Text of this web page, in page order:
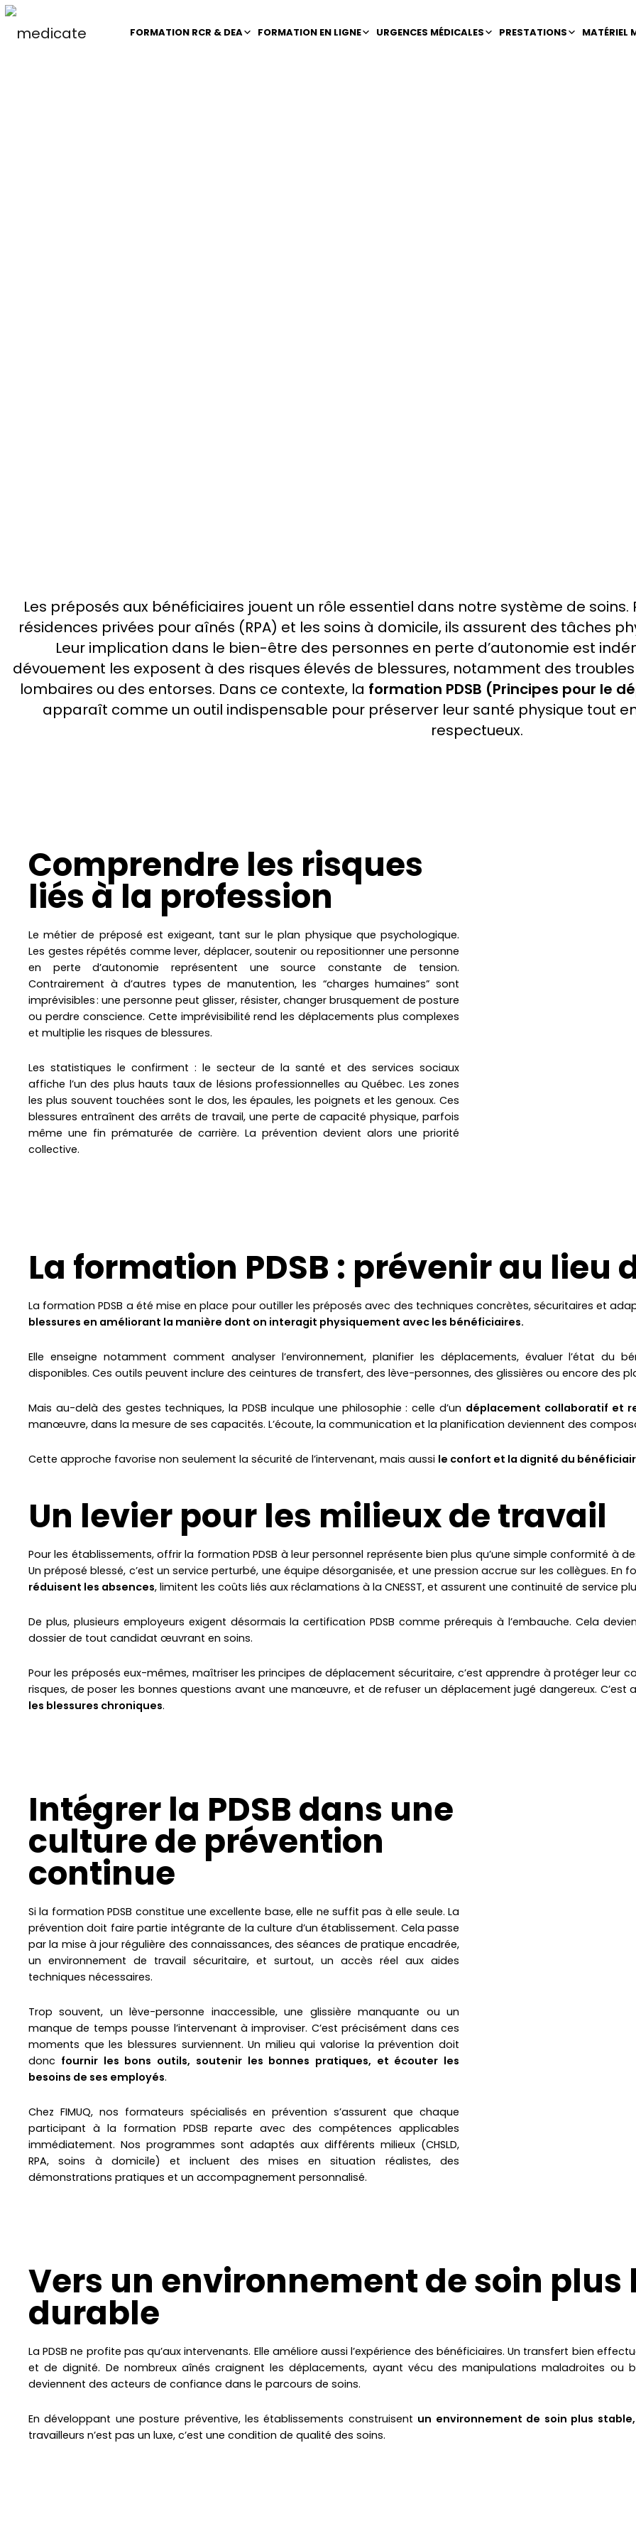
FORMATION RCR & DEA FORMATION EN LIGNE URGENCES MÉDICALES PRESTATIONS MATÉRIEL
Les préposés aux bénéficiaires jouent un rôle essentiel dans notre système de soins.
résidences privées pour aînés (RPA) et les soins à domicile, ils assurent des tâches
Leur implication dans le bien-être des personnes en perte d’autonomie est
dévouement les exposent à des risques élevés de blessures, notamment des
lombaires ou des entorses. Dans ce contexte, la formation PDSB (Principes pour le
apparaît comme un outil indispensable pour préserver leur santé physique tout
respectueux.
Comprendre les risques
liés à la profession
Le métier de préposé est exigeant, tant sur le plan physique que psychologique.
Les gestes répétés comme lever, déplacer, soutenir ou repositionner une personne
en perte d’autonomie représentent une source constante de tension.
Contrairement à d’autres types de manutention, les “charges humaines” sont
imprévisibles : une personne peut glisser, résister, changer brusquement de posture
ou perdre conscience. Cette imprévisibilité rend les déplacements plus complexes
et multiplie les risques de blessures.
Les statistiques le confirment : le secteur de la santé et des services sociaux
affiche l’un des plus hauts taux de lésions professionnelles au Québec. Les zones
les plus souvent touchées sont le dos, les épaules, les poignets et les genoux. Ces
blessures entraînent des arrêts de travail, une perte de capacité physique, parfois
même une fin prématurée de carrière. La prévention devient alors une priorité
collective.
La formation PDSB : prévenir au lieu
La formation PDSB a été mise en place pour outiller les préposés avec des techniques concrètes, sécuritaires et
blessures en améliorant la manière dont on interagit physiquement avec les bénéficiaires.
Elle enseigne notamment comment analyser l’environnement, planifier les déplacements, évaluer l’état du
disponibles. Ces outils peuvent inclure des ceintures de transfert, des lève-personnes, des glissières ou encore des
Mais au-delà des gestes techniques, la PDSB inculque une philosophie : celle d’un déplacement collaboratif et
manœuvre, dans la mesure de ses capacités. L’écoute, la communication et la planification deviennent des
Cette approche favorise non seulement la sécurité de l’intervenant, mais aussi le confort et la dignité du
Un levier pour les milieux de travail
Pour les établissements, offrir la formation PDSB à leur personnel représente bien plus qu’une simple conformité à
Un préposé blessé, c’est un service perturbé, une équipe désorganisée, et une pression accrue sur les collègues.
réduisent les absences, limitent les coûts liés aux réclamations à la CNESST, et assurent une continuité de service
De plus, plusieurs employeurs exigent désormais la certification PDSB comme prérequis à l’embauche. Cela
dossier de tout candidat œuvrant en soins.
Pour les préposés eux-mêmes, maîtriser les principes de déplacement sécuritaire, c’est apprendre à protéger leur
risques, de poser les bonnes questions avant une manœuvre, et de refuser un déplacement jugé dangereux. C’est
les blessures chroniques.
Intégrer la PDSB dans une
culture de prévention
continue
Si la formation PDSB constitue une excellente base, elle ne suffit pas à elle seule. La
prévention doit faire partie intégrante de la culture d’un établissement. Cela passe
par la mise à jour régulière des connaissances, des séances de pratique encadrée,
un environnement de travail sécuritaire, et surtout, un accès réel aux aides
techniques nécessaires.
Trop souvent, un lève-personne inaccessible, une glissière manquante ou un
manque de temps pousse l’intervenant à improviser. C’est précisément dans ces
moments que les blessures surviennent. Un milieu qui valorise la prévention doit
donc fournir les bons outils, soutenir les bonnes pratiques, et écouter les
besoins de ses employés.
Chez FIMUQ, nos formateurs spécialisés en prévention s’assurent que chaque
participant à la formation PDSB reparte avec des compétences applicables
immédiatement. Nos programmes sont adaptés aux différents milieux (CHSLD,
RPA, soins à domicile) et incluent des mises en situation réalistes, des
démonstrations pratiques et un accompagnement personnalisé.
Vers un environnement de soin
durable
La PDSB ne profite pas qu’aux intervenants. Elle améliore aussi l’expérience des bénéficiaires. Un transfert bien
et de dignité. De nombreux aînés craignent les déplacements, ayant vécu des manipulations maladroites ou
deviennent des acteurs de confiance dans le parcours de soins.
En développant une posture préventive, les établissements construisent un environnement de soin plus
travailleurs n’est pas un luxe, c’est une condition de qualité des soins.